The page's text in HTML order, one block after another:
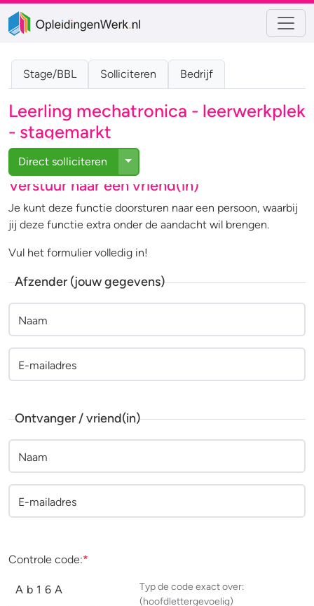
Stage/BBL Solliciteren Bedrijf
Leerling mechatronica - leerwerkplek
- stagemarkt
Direct solliciteren Toggle Dropdown
Verstuur naar een vriend(in)
Je kunt deze functie doorsturen naar een persoon, waarbij
jij deze functie extra onder de aandacht wil brengen.
Vul het formulier volledig in!
Afzender (jouw gegevens)
Naam
E-mailadres
Ontvanger / vriend(in)
Naam
E-mailadres
Controle code:*
A b 1 6 A
Typ de code exact over:
(hoofdlettergevoelig)